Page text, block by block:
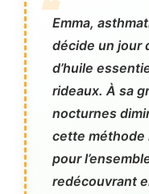
Emma,
décide un jour
d’huile
rideaux. À sa
nocturnes
cette méthode
pour
redécouvrant